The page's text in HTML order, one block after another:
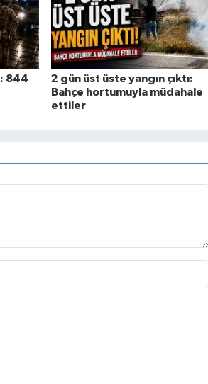
844
2 gün üst üste yangın çıktı:
Bahçe hortumuyla müdahale
ettiler